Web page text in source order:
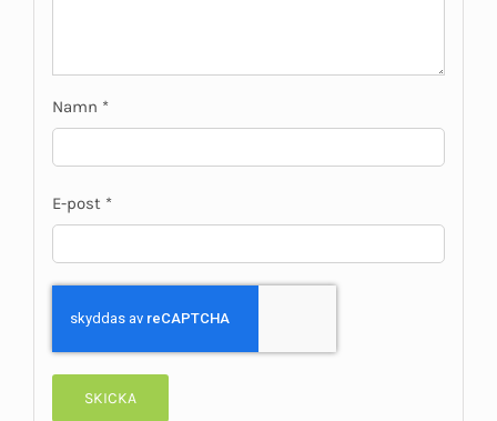
Namn *
E-post *